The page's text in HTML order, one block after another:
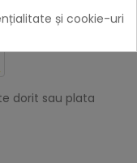
dorit sau plata
și cookie-uri